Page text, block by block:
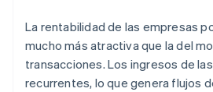
La rentabilidad de las empresas
mucho más atractiva que la del
transacciones. Los ingresos de
recurrentes, lo que genera flujos